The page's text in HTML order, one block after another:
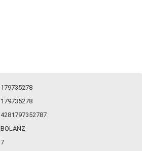
179735278
179735278
4281797352787
BOLANZ
7